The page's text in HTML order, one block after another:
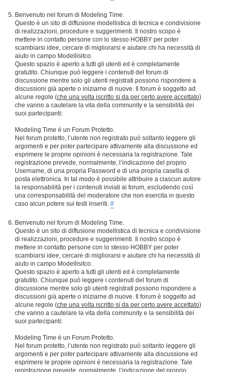
Benvenuto nel forum di Modeling Time.
Questo è un sito di diffusione modellistica di tecnica e condivisione
di realizzazioni, procedure e suggerimenti. Il nostro scopo è
mettere in contatto persone con lo stesso HOBBY per poter
scambiarsi idee, cercare di migliorarsi e aiutare chi ha necessità di
aiuto in campo Modellisitco.
Questo spazio è aperto a tutti gli utenti ed è completamente
gratutito. Chiunque può leggere i contenuti del forum di
discussione mentre solo gli utenti registrati possono rispondere a
discussioni già aperte o iniziarne di nuove. Il forum è soggetto ad
alcune regole (che una volta iscritto si da per certo avere accettato)
che vanno a cautelare la vita della community e la sensibilità dei
suoi partecipanti:
Modeling Time è un Forum Protetto.
Nel forum protetto, l’utente non registrato può soltanto leggere gli
argomenti e per poter partecipare attivamente alla discussione ed
esprimere le proprie opinioni è necessaria la registrazione. Tale
registrazione prevede, normalmente, l’indicazione del proprio
Username, di una propria Password e di una propria casella di
posta elettronica. In tal modo è possibile attribuire a ciascun autore
la responsabilità per i contenuti inviati ai forum, escludendo così
una corresponsabilità del moderatore che non esercita in questo
caso alcun potere sui testi inseriti. #
Benvenuto nel forum di Modeling Time.
Questo è un sito di diffusione modellistica di tecnica e condivisione
di realizzazioni, procedure e suggerimenti. Il nostro scopo è
mettere in contatto persone con lo stesso HOBBY per poter
scambiarsi idee, cercare di migliorarsi e aiutare chi ha necessità di
aiuto in campo Modellisitco.
Questo spazio è aperto a tutti gli utenti ed è completamente
gratutito. Chiunque può leggere i contenuti del forum di
discussione mentre solo gli utenti registrati possono rispondere a
discussioni già aperte o iniziarne di nuove. Il forum è soggetto ad
alcune regole (che una volta iscritto si da per certo avere accettato)
che vanno a cautelare la vita della community e la sensibilità dei
suoi partecipanti:
Modeling Time è un Forum Protetto.
Nel forum protetto, l’utente non registrato può soltanto leggere gli
argomenti e per poter partecipare attivamente alla discussione ed
esprimere le proprie opinioni è necessaria la registrazione. Tale
registrazione prevede, normalmente, l’indicazione del proprio